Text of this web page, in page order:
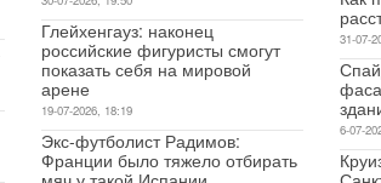
Глейхенгауз: наконец
российские фигуристы смогут
показать себя на мировой
арене
19-07-2026, 18:19
Экс-футболист Радимов:
Франции было тяжело отбирать
31-07-
6-07-